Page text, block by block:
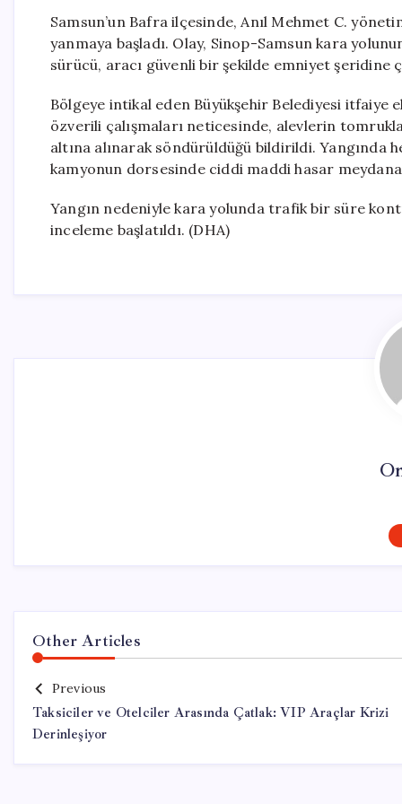
Samsun’un Bafra ilçesinde, Anıl Mehmet C.
yanmaya başladı. Olay, Sinop-Samsun kara
sürücü, aracı güvenli bir şekilde emniyet şeridine
Bölgeye intikal eden Büyükşehir Belediyesi itfaiye
özverili çalışmaları neticesinde, alevlerin
altına alınarak söndürüldüğü bildirildi. Yangında
kamyonun dorsesinde ciddi maddi hasar
Yangın nedeniyle kara yolunda trafik bir süre
inceleme başlatıldı. (DHA)
Other Articles
Previous
Taksiciler ve Otelciler Arasında Çatlak: VIP Araçlar Krizi
Derinleşiyor